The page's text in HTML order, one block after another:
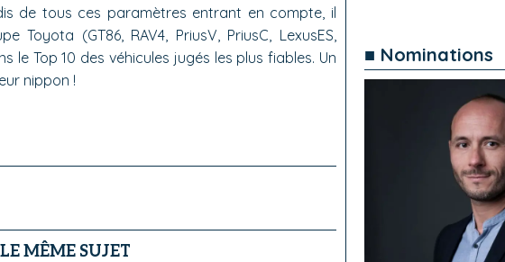
de tous ces paramètres entrant en compte, il
(GT86, RAV4, PriusV, PriusC, LexusES,
le Top 10 des véhicules jugés les plus fiables. Un
nippon !
MÊME SUJET
■ Nominations